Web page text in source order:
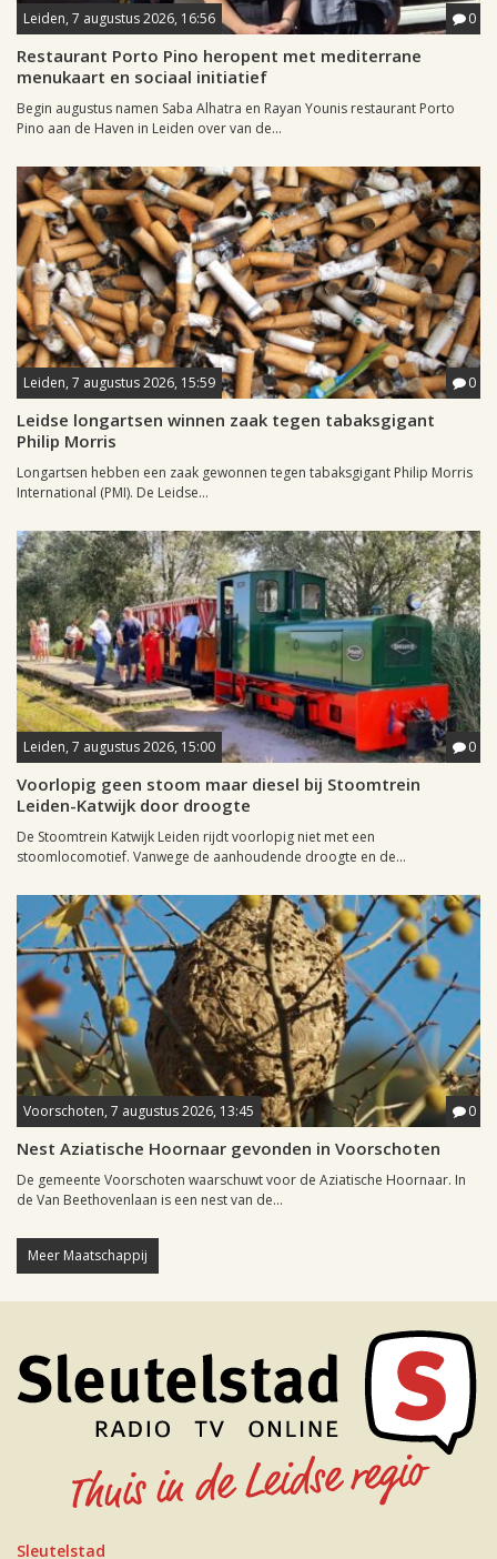
Leiden, 7 augustus 2026, 16:56 0
Restaurant Porto Pino heropent met mediterrane
menukaart en sociaal initiatief
Begin augustus namen Saba Alhatra en Rayan Younis restaurant Porto
Pino aan de Haven in Leiden over van de...
Leiden, 7 augustus 2026, 15:59 0
Leidse longartsen winnen zaak tegen tabaksgigant
Philip Morris
Longartsen hebben een zaak gewonnen tegen tabaksgigant Philip Morris
International (PMI). De Leidse...
Leiden, 7 augustus 2026, 15:00 0
Voorlopig geen stoom maar diesel bij Stoomtrein
Leiden-Katwijk door droogte
De Stoomtrein Katwijk Leiden rijdt voorlopig niet met een
stoomlocomotief. Vanwege de aanhoudende droogte en de...
Voorschoten, 7 augustus 2026, 13:45 0
Nest Aziatische Hoornaar gevonden in Voorschoten
De gemeente Voorschoten waarschuwt voor de Aziatische Hoornaar. In
de Van Beethovenlaan is een nest van de...
Meer Maatschappij
Sleutelstad